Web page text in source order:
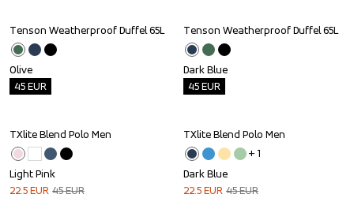
Outlet
Tenson Weatherproof Duffel 65L
Olive
45EUR
Outlet
Tenson Weatherproof Duffel 65L
Dark Blue
45EUR
Sale
TXlite Blend Polo Men
Light Pink
22.5EUR 45EUR
Sale
TXlite Blend Polo Men
+ 1
Dark Blue
22.5EUR 45EUR